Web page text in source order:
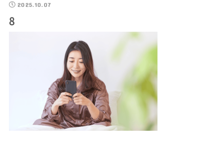
2025.10.07
8